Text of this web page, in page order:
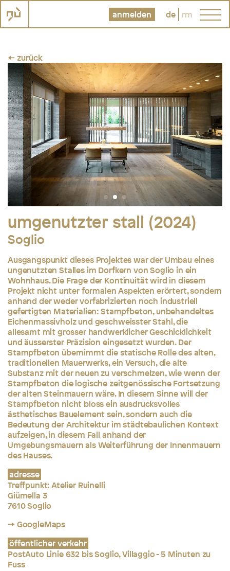
anmelden de rm
← zurück
umgenutzter stall (2024)
Soglio
Ausgangspunkt dieses Projektes war der Umbau eines
ungenutzten Stalles im Dorfkern von Soglio in ein
Wohnhaus. Die Frage der Kontinuität wird in diesem
Projekt nicht unter formalen Aspekten erörtert, sondern
anhand der weder vorfabrizierten noch industriell
gefertigten Materialien: Stampfbeton, unbehandeltes
Eichenmassivholz und geschweisster Stahl, die
allesamt mit grosser handwerklicher Geschicklichkeit
und äusserster Präzision eingesetzt wurden. Der
Stampfbeton übernimmt die statische Rolle des alten,
traditionellen Mauerwerks, ein Versuch, die alte
Substanz mit der neuen zu verschmelzen, wie wenn der
Stampfbeton die logische zeitgenössische Fortsetzung
der alten Steinmauern wäre. In diesem Sinne will der
Stampfbeton nicht bloss ein ausdrucksvolles
ästhetisches Bauelement sein, sondern auch die
Bedeutung der Architektur im städtebaulichen Kontext
aufzeigen, in diesem Fall anhand der
Umgebungsmauern als Weiterführung der Innenmauern
des Hauses.
adresse
Treffpunkt: Atelier Ruinelli
Giümella 3
7610 Soglio
→ GoogleMaps
öffentlicher verkehr
PostAuto Linie 632 bis Soglio, Villaggio - 5 Minuten zu
Fuss